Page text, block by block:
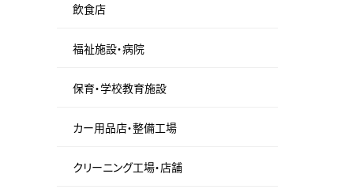
飲食店
福祉施設・病院
保育・学校教育施設
カー用品店・整備工場
クリーニング工場・店舗